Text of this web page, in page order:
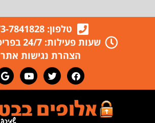
טלפון: 073-7841828
שעות פעילות: 24/7 בפריסה ארצית
הצהרת נגישות אתר